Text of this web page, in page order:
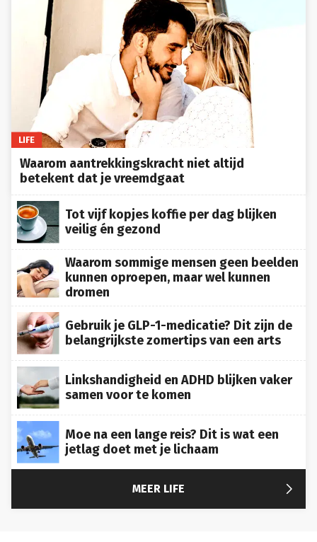
LIFE
Waarom aantrekkingskracht niet altijd
betekent dat je vreemdgaat
Tot vijf kopjes koffie per dag blijken
veilig én gezond
Waarom sommige mensen geen beelden
kunnen oproepen, maar wel kunnen
dromen
Gebruik je GLP-1-medicatie? Dit zijn de
belangrijkste zomertips van een arts
Linkshandigheid en ADHD blijken vaker
samen voor te komen
Moe na een lange reis? Dit is wat een
jetlag doet met je lichaam
MEER LIFE 